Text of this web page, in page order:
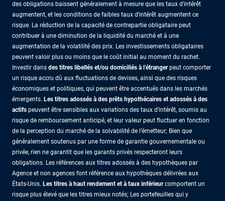
des obligations baissent généralement à mesure que les taux d’intérêt
augmentent, et les conditions de faibles taux d’intérêt augmentent ce
risque. La réduction de la capacité de contrepartie obligataire peut
contribuer à une diminution de la liquidité du marché et à une
augmentation de la volatilité des prix. Les investissements obligataires
peuvent valoir plus ou moins que le coût initial au moment du rachet.
Investir dans des titres libellés et/ou domiciliés à l’étrangerpeut comporter
un risque accru dû aux fluctuations de devises, ainsi que des risques
économiques et politiques, qui peuvent être accentués dans les marchés
émergents. Les titres adossés à des prêts hypothécaires et adossés à des
actifs peuvent être sensibles aux variations des taux d’intérêt, soumis au
risque de remboursement anticipé, et leur valeur peut fluctuer en fonction
de la perception du marché de la solvabilité de l’émetteur; Bien que
généralement soutenus par une forme de garantie gouvernementale ou
privée, rien ne garantit que les garants privés respecteront leurs
obligations. Les références aux titres adossés à des hypothèques par
Agence et non agences font référence aux hypothèques délivrées aux
États-Unis. Les titres à haut rendement et à taux inférieurcomportent un
risque plus élevé que les titres mieux notés; Les portefeuilles qui y